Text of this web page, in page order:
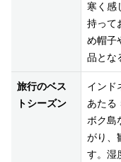
寒く感
持って
め帽子
品とな
旅行のベス
トシーズン
インド
あた
ボク島
がり、
す。湿